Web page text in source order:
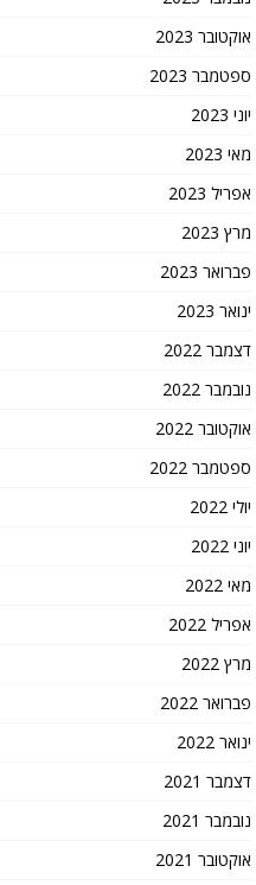
אוקטובר 2023
ספטמבר 2023
יוני 2023
מאי 2023
אפריל 2023
מרץ 2023
פברואר 2023
ינואר 2023
דצמבר 2022
נובמבר 2022
אוקטובר 2022
ספטמבר 2022
יולי 2022
יוני 2022
מאי 2022
אפריל 2022
מרץ 2022
פברואר 2022
ינואר 2022
דצמבר 2021
נובמבר 2021
אוקטובר 2021